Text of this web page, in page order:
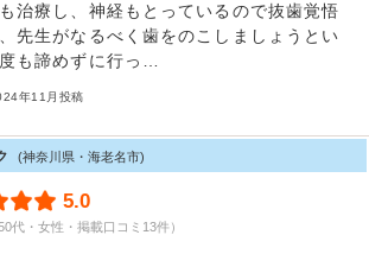
治療し、神経もとっているので抜歯覚悟
先生がなるべく歯をのこしましょうとい
も諦めずに行っ…
年11月投稿
(神奈川県・海老名市)
5.0
代・女性・掲載口コミ13件）